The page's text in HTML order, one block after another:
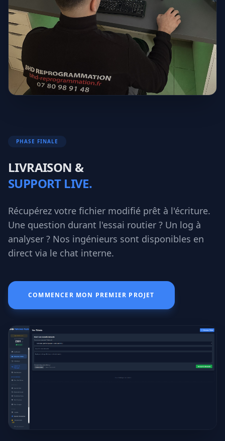
PHASE FINALE
LIVRAISON &
SUPPORT LIVE.
Récupérez votre fichier modifié prêt à l'écriture.
Une question durant l'essai routier ? Un log à
analyser ? Nos ingénieurs sont disponibles en
direct via le chat interne.
COMMENCER MON PREMIER PROJET